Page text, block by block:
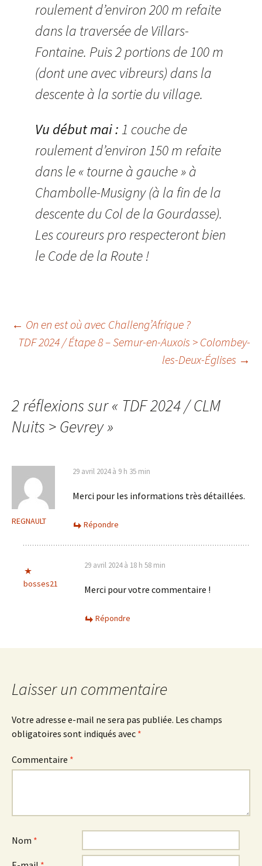
roulement d’environ 200 m refaite
dans la traversée de Villars-
Fontaine. Puis 2 portions de 100 m
(dont une avec vibreurs) dans la
descente à la sortie du village.
Vu début mai :1 couche de
roulement d’environ 150 m refaite
dans le « tourne à gauche » à
Chambolle-Musigny (à la fin de la
descente du Col de la Gourdasse).
Les coureurs pro respecteront bien
le Code de la Route !
Navigation
articles
← On en est où avec Challeng’Afrique ?
TDF 2024 / Étape 8 – Semur-en-Auxois > Colombey-
les-Deux-Églises →
2 réflexions sur « TDF 2024 / CLM
Nuits > Gevrey»
REGNAULT
29 avril 2024 à 9 h 35 min
Merci pour les informations très détaillées.
Répondre
bosses21
29 avril 2024 à 18 h 58 min
Merci pour votre commentaire !
Répondre
Laisser un commentaire
Votre adresse e-mail ne sera pas publiée. Les champs
obligatoires sont indiqués avec *
Commentaire *
Nom *